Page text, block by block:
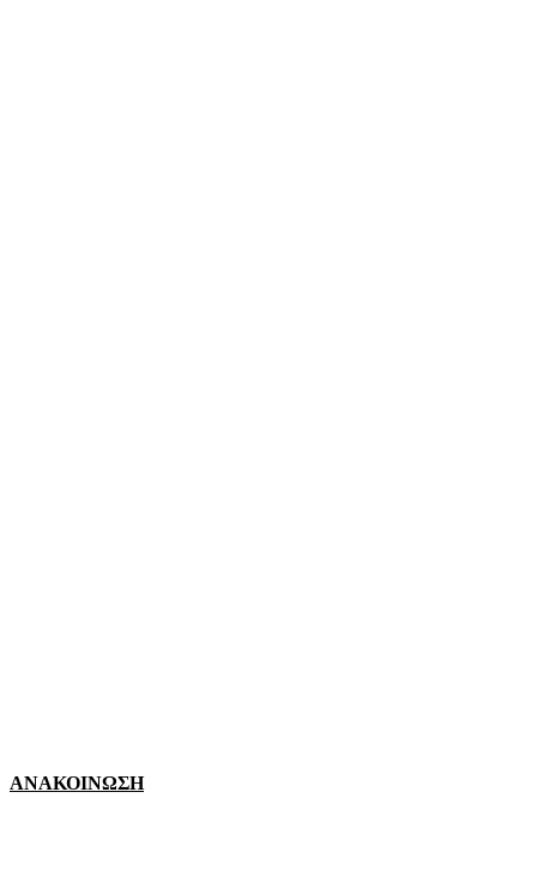
ΑΝΑΚΟΙΝΩΣΗ